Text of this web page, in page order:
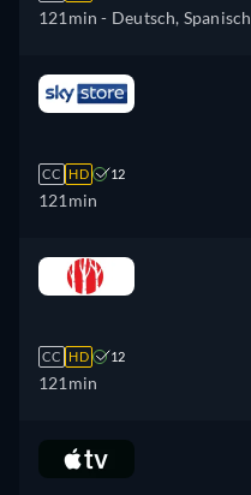
121min - Deutsch, Spanisch
CC HD 12
121min
CC HD 12
121min